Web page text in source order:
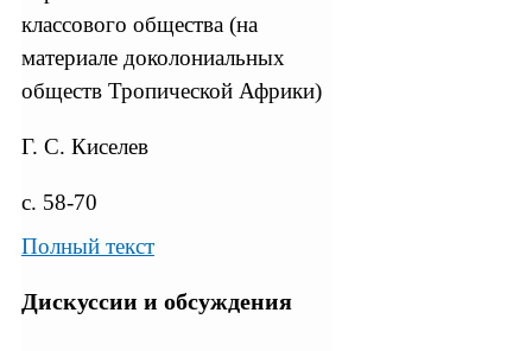
классового общества (на
материале доколониальных
обществ Тропической Африки)
Г. С. Киселев
с. 58-70
Полный текст
Дискуссии и обсуждения